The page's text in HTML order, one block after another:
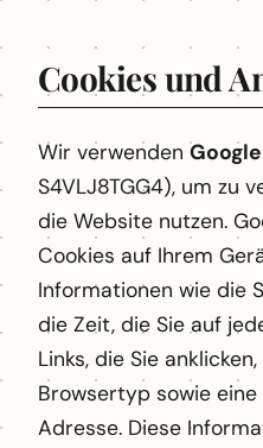
Cookies und
Wir verwenden
S4VLJ8TGG4), um zu
die Website nutzen.
Cookies auf Ihrem
Informationen wie die
die Zeit, die Sie auf
Links, die Sie
Browsertyp sowie
Adresse. Diese